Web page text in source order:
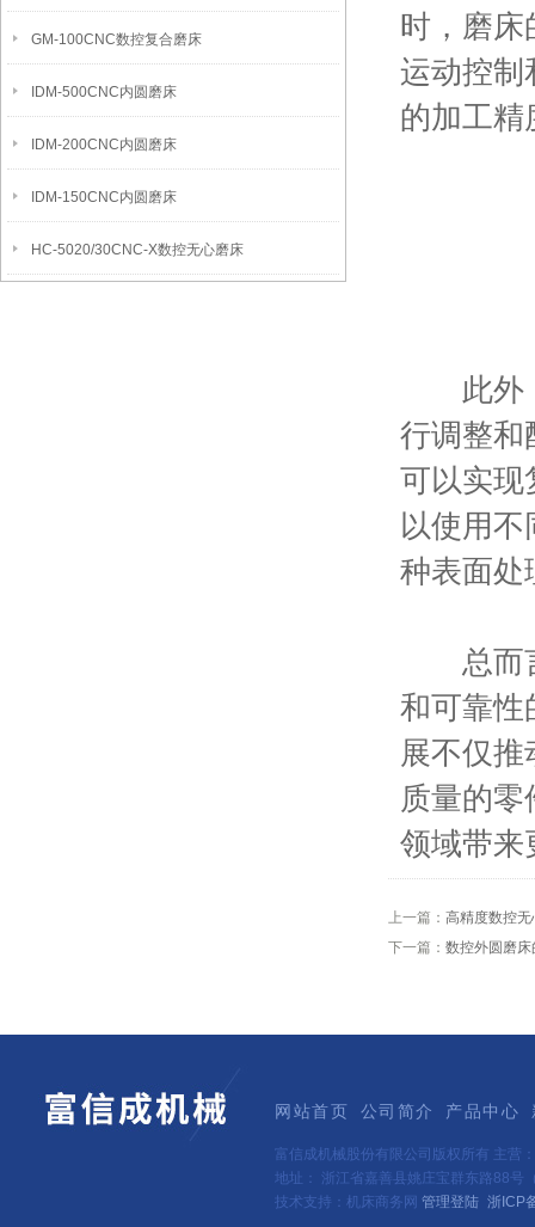
GM-100CNC数控复合磨床
IDM-500CNC内圆磨床
IDM-200CNC内圆磨床
IDM-150CNC内圆磨床
HC-5020/30CNC-X数控无心磨床
时，磨床
运动控制
的加工精
此外，
行调整和
可以实现
以使用
种表面处
总而
和可靠性
展不仅
质量的
领域带来
上一篇： 高精度数控
下一篇： 数控外圆磨
网站首页 公司简介 产品中心
富信成机械股份有限公司版权所有 主营：
地址： 浙江省嘉善县姚庄宝群东路88号
技术支持：机床商务网 管理登陆 浙ICP